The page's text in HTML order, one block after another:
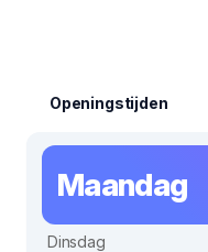
Openingstijden
Maandag
Dinsdag